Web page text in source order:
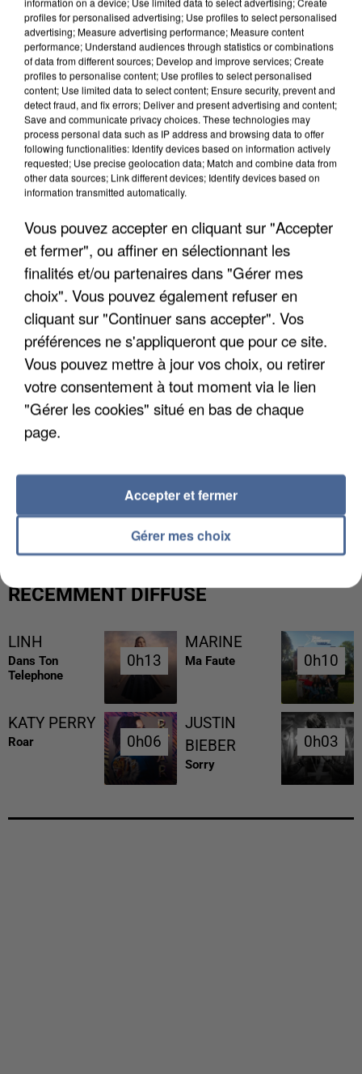
APRÈS TOUTES CES CANICULES, LES REFUGES
DE FAUNE SAUVAGE SONT...
L’UN DES FONDATEURS SUPPOSÉS DE LA DZ
MAFIA INTERPELLÉ EN ALGÉRIE
RÉCEMMENT DIFFUSÉ
LINH
Dans Ton
Telephone
0h13
0h13
MARINE
Ma Faute 0h10
0h10
KATY PERRY
Roar 0h06
0h06
JUSTIN
BIEBER
Sorry
0h03
0h03
profiles for personalised advertising; Use profiles to select personalised
advertising; Measure advertising performance; Measure content
performance; Understand audiences through statistics or combinations
of data from different sources; Develop and improve services; Create
profiles to personalise content; Use profiles to select personalised
content; Use limited data to select content; Ensure security, prevent and
detect fraud, and fix errors; Deliver and present advertising and content;
Save and communicate privacy choices. These technologies may
process personal data such as IP address and browsing data to offer
following functionalities: Identify devices based on information actively
requested; Use precise geolocation data; Match and combine data from
other data sources; Link different devices; Identify devices based on
information transmitted automatically.
Vous pouvez accepter en cliquant sur "Accepter
et fermer", ou affiner en sélectionnant les
finalités et/ou partenaires dans "Gérer mes
choix". Vous pouvez également refuser en
cliquant sur "Continuer sans accepter". Vos
préférences ne s'appliqueront que pour ce site.
Vous pouvez mettre à jour vos choix, ou retirer
votre consentement à tout moment via le lien
"Gérer les cookies" situé en bas de chaque
page.
Gérer mes choix
Accepter et fermer